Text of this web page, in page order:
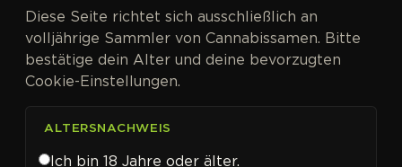
Diese Seite richtet sich ausschließlich an
volljährige Sammler von Cannabissamen. Bitte
bestätige dein Alter und deine bevorzugten
Cookie-Einstellungen.
ALTERSNACHWEIS
Ich bin 18 Jahre oder älter.